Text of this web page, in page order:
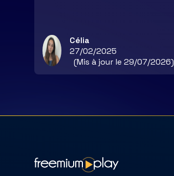
Célia
27/02/2025
(Mis à jour le 29/07/2026)